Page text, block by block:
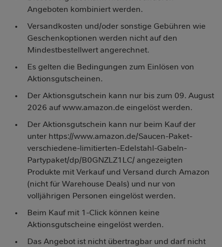
Angeboten kombiniert werden.
Versandkosten und/oder sonstige Gebühren wie
Geschenkoptionen werden nicht auf den
Mindestbestellwert angerechnet.
Es gelten die Bedingungen zum Einlösen von
Aktionsgutscheinen.
Der Aktionsgutschein kann nur bis zum 09. August
2026 auf www.amazon.de eingelöst werden.
Der Aktionsgutschein kann nur beim Kauf der
unter https://www.amazon.de/Saucen-Paket-
verschiedene-limitierten-Edelstahl-Gabeln-
Partypaket/dp/B0GNZLZ1LC/ angezeigten
Produkte mit Verkauf und Versand durch Amazon
(nicht für Warehouse Deals) und nur von
volljährigen Personen eingelöst werden.
Beim Kauf mit 1-Click können keine
Aktionsgutscheine eingelöst werden.
Das Angebot ist nicht übertragbar und darf nicht